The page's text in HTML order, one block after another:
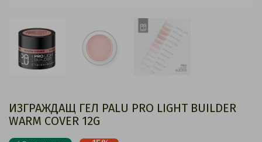
ИЗГРАЖДАЩ ГЕЛ PALU PRO LIGHT BUILDER
WARM COVER 12G